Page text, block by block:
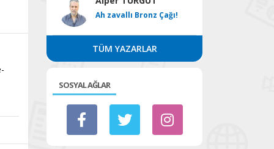
Ah zavallı Bronz Çağı!
TÜM YAZARLAR
SOSYAL AĞLAR